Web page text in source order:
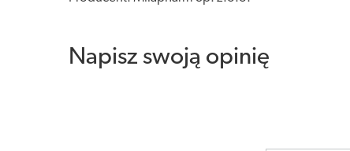
Napisz swoją opinię